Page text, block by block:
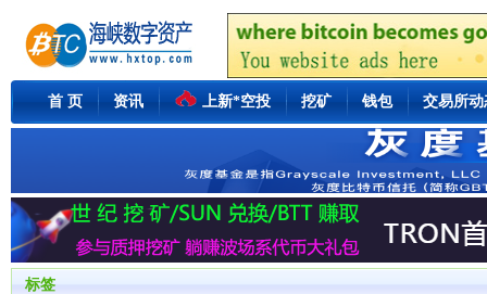
首 页 资讯 上新*空投 挖矿 钱包 交易所动
标签